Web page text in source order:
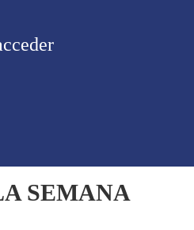
SEMANA